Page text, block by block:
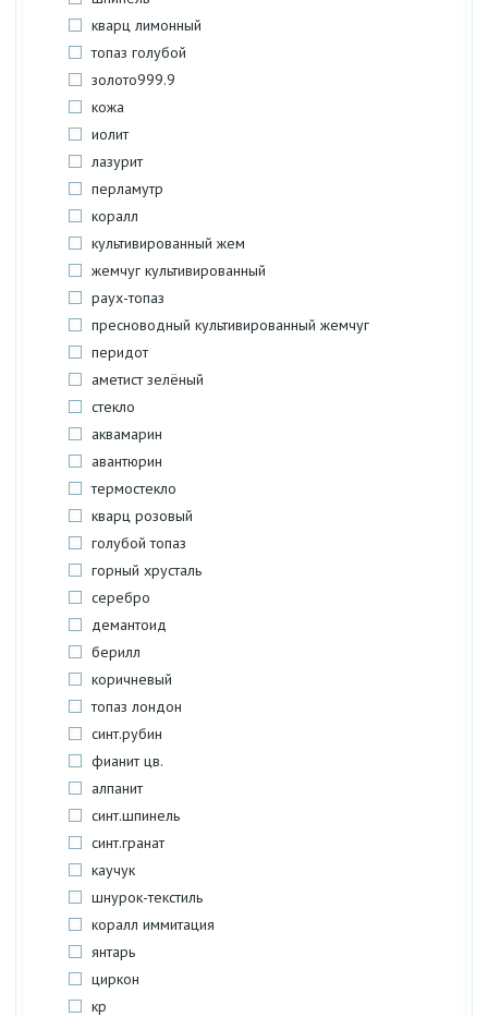
кварц лимонный
топаз голубой
золото999.9
кожа
иолит
лазурит
перламутр
коралл
культивированный жем
жемчуг культивированный
раух-топаз
пресноводный культивированный жемчуг
перидот
аметист зелёный
стекло
аквамарин
авантюрин
термостекло
кварц розовый
голубой топаз
горный хрусталь
серебро
демантоид
берилл
коричневый
топаз лондон
синт.рубин
фианит цв.
алпанит
синт.шпинель
синт.гранат
каучук
шнурок-текстиль
коралл иммитация
янтарь
циркон
кр